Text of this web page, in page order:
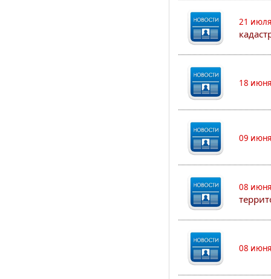
21
18
09
08
08